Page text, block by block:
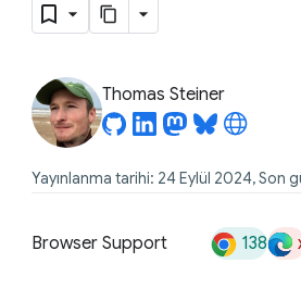
Thomas Steiner
Yayınlanma tarihi: 24 Eylül 2024, Son
Browser Support 138